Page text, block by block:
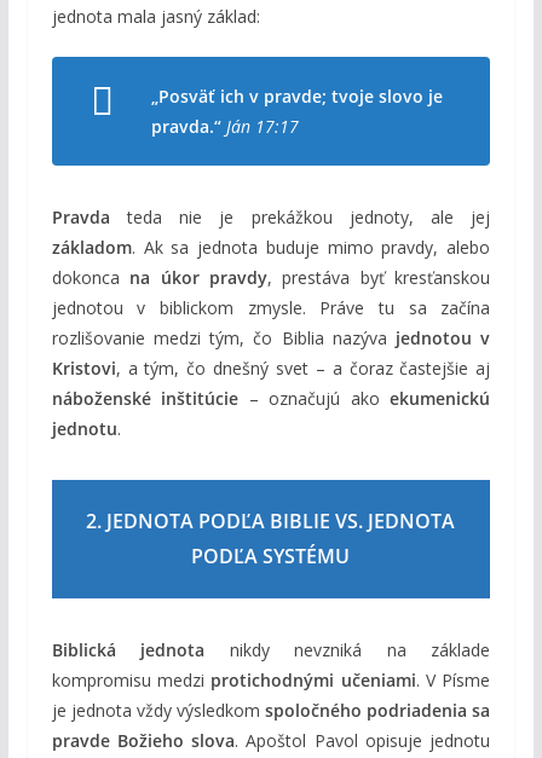
jednota mala jasný základ:
„Posväť ich v pravde; tvoje slovo je
pravda.“ Ján 17:17
Pravda teda nie je prekážkou jednoty, ale jej
základom. Ak sa jednota buduje mimo pravdy, alebo
dokonca na úkor pravdy, prestáva byť kresťanskou
jednotou v biblickom zmysle. Práve tu sa začína
rozlišovanie medzi tým, čo Biblia nazýva jednotou v
Kristovi, a tým, čo dnešný svet – a čoraz častejšie aj
náboženské inštitúcie – označujú akoekumenickú
jednotu.
2. JEDNOTA PODĽA BIBLIE VS. JEDNOTA
PODĽA SYSTÉMU
Biblická jednota nikdy nevzniká na základe
kompromisu medzi protichodnými učeniami. V Písme
je jednota vždy výsledkomspoločného podriadenia sa
pravde Božieho slova. Apoštol Pavol opisuje jednotu